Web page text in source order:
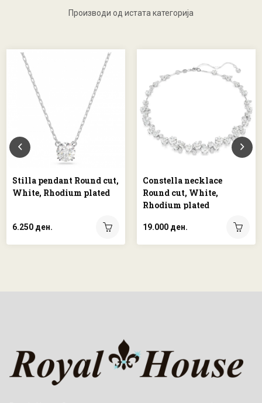
Производи од истата категорија
Stilla pendant Round cut,
White, Rhodium plated
6.250 ден.
Constella necklace
Round cut, White,
Rhodium plated
19.000 ден.